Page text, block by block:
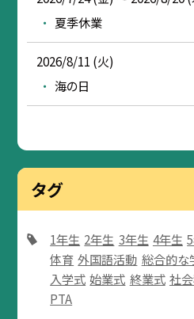
夏季休業
2026/8/11 (火)
海の日
タグ
1年生 2年生 3年生 4年生
体育 外国語活動 総合的な
入学式 始業式 終業式 社
PTA